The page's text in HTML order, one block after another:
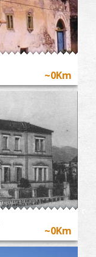
~0Km
~0Km